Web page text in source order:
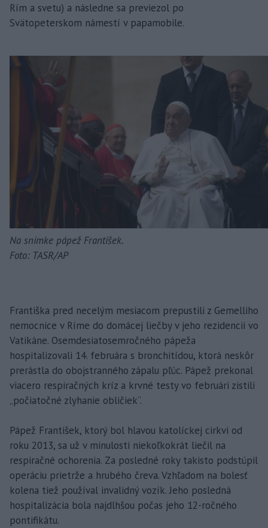
Rím a svetu) a následne sa previezol po
Svätopeterskom námestí v papamobile.
Na snímke pápež František.
Foto: TASR/AP
Františka pred necelým mesiacom prepustili z Gemelliho
nemocnice v Ríme do domácej liečby v jeho rezidencii vo
Vatikáne. Osemdesiatosemročného pápeža
hospitalizovali 14. februára s bronchitídou, ktorá neskôr
prerástla do obojstranného zápalu pľúc. Pápež prekonal
viacero respiračných kríz a krvné testy vo februári zistili
„počiatočné zlyhanie obličiek“.
Pápež František, ktorý bol hlavou katolíckej cirkvi od
roku 2013, sa už v minulosti niekoľkokrát liečil na
respiračné ochorenia. Za posledné roky takisto podstúpil
operáciu prietrže a hrubého čreva. Vzhľadom na bolesť
kolena tiež používal invalidný vozík. Jeho posledná
hospitalizácia bola najdlhšou počas jeho 12-ročného
pontifikátu.